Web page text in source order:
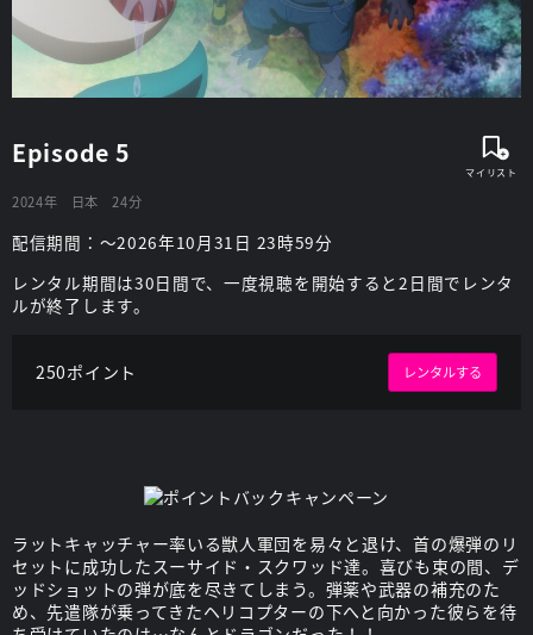
Episode 5
2024年 日本 24分
配信期間：～2026年10月31日 23時59分
レンタル期間は30日間で、一度視聴を開始すると2日間でレンタ
ルが終了します。
250ポイント レンタルする
ラットキャッチャー率いる獣人軍団を易々と退け、首の爆弾のリ
セットに成功したスーサイド・スクワッド達。喜びも束の間、デ
ッドショットの弾が底を尽きてしまう。弾薬や武器の補充のた
め、先遣隊が乗ってきたヘリコプターの下へと向かった彼らを待